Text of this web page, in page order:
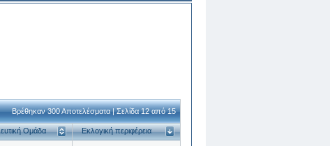
Βρέθηκαν 300 Αποτελέσματα | Σελίδα 12 από 15
Ομάδα Εκλογική περιφέρεια